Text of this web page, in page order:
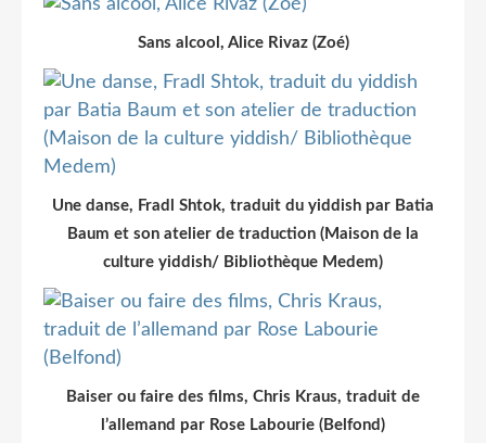
Sans alcool, Alice Rivaz (Zoé)
Une danse, Fradl Shtok, traduit du yiddish par Batia
Baum et son atelier de traduction (Maison de la
culture yiddish/ Bibliothèque Medem)
Baiser ou faire des films, Chris Kraus, traduit de
l’allemand par Rose Labourie (Belfond)